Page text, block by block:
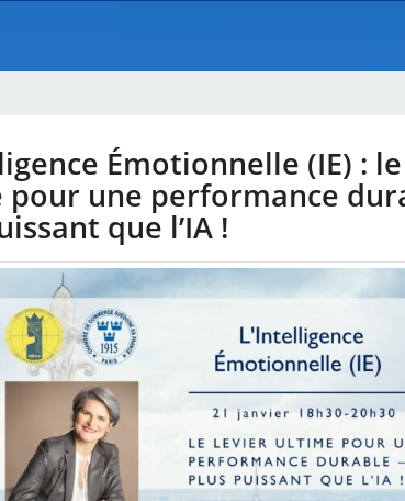
Émotionnelle (IE) :
une performance
que l’IA !